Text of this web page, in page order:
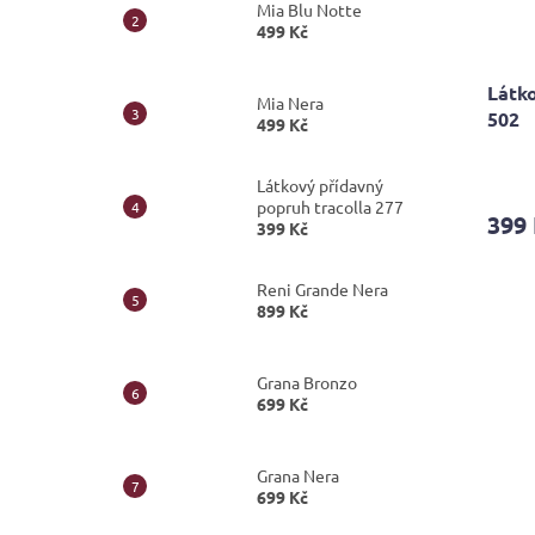
Mia Blu Notte
499 Kč
Mia Nera
499 Kč
Látkový přídavný
popruh tracolla 277
399 Kč
Reni Grande Nera
899 Kč
Grana Bronzo
699 Kč
Grana Nera
699 Kč
502
399